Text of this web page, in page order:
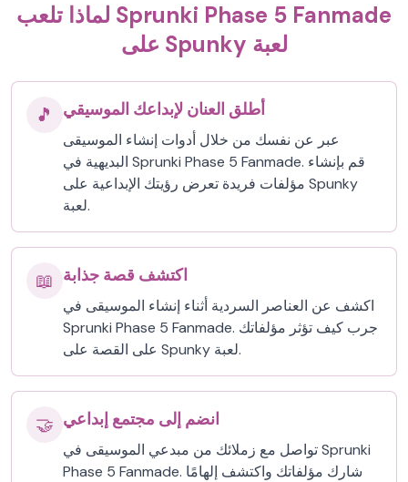
لماذا تلعب Sprunki Phase 5 Fanmade
على Spunky لعبة
🎵 أطلق العنان لإبداعك الموسيقي
عبر عن نفسك من خلال أدوات إنشاء الموسيقى
البديهية في Sprunki Phase 5 Fanmade. قم بإنشاء
مؤلفات فريدة تعرض رؤيتك الإبداعية على Spunky
لعبة.
📖 اكتشف قصة جذابة
اكشف عن العناصر السردية أثناء إنشاء الموسيقى في
Sprunki Phase 5 Fanmade. جرب كيف تؤثر مؤلفاتك
على القصة على Spunky لعبة.
🤝 انضم إلى مجتمع إبداعي
تواصل مع زملائك من مبدعي الموسيقى في Sprunki
Phase 5 Fanmade. شارك مؤلفاتك واكتشف إلهامًا